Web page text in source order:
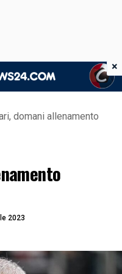
domani allenamento
2023
×